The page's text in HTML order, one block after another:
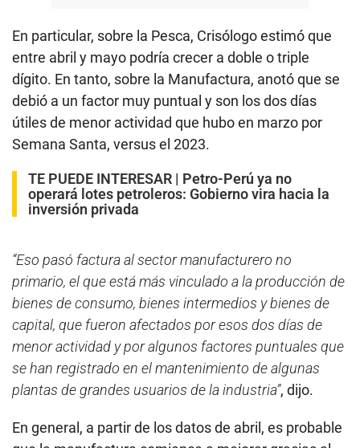
En particular, sobre la Pesca, Crisólogo estimó que
entre abril y mayo podría crecer a doble o triple
dígito. En tanto, sobre la Manufactura, anotó que se
debió a un factor muy puntual y son los dos días
útiles de menor actividad que hubo en marzo por
Semana Santa, versus el 2023.
TE PUEDE INTERESAR | Petro-Perú ya no
operará lotes petroleros: Gobierno vira hacia la
inversión privada
“Eso pasó factura al sector manufacturero no
primario, el que está más vinculado a la producción de
bienes de consumo, bienes intermedios y bienes de
capital, que fueron afectados por esos dos días de
menor actividad y por algunos factores puntuales que
se han registrado en el mantenimiento de algunas
plantas de grandes usuarios de la industria”, dijo.
En general, a partir de los datos de abril, es probable